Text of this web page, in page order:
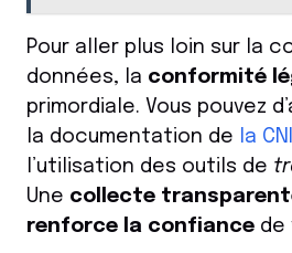
Pour aller plus loin sur la
données, la conformité
primordiale. Vous pouvez
la documentation de
la
l’utilisation des outils de
Une collecte
renforce la confiance de